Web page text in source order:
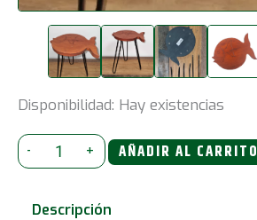
Disponibilidad: Hay existencias
-
Mesa
de
Madera
+ AÑADIR AL CARRITO
Descripción